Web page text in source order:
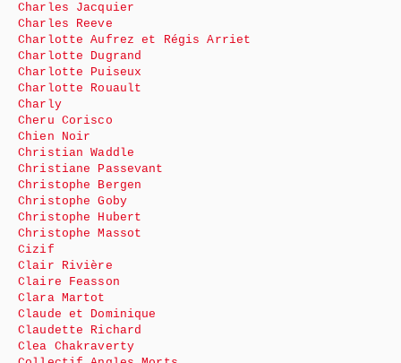
Charles Jacquier
Charles Reeve
Charlotte Aufrez et Régis Arriet
Charlotte Dugrand
Charlotte Puiseux
Charlotte Rouault
Charly
Cheru Corisco
Chien Noir
Christian Waddle
Christiane Passevant
Christophe Bergen
Christophe Goby
Christophe Hubert
Christophe Massot
Cizif
Clair Rivière
Claire Feasson
Clara Martot
Claude et Dominique
Claudette Richard
Clea Chakraverty